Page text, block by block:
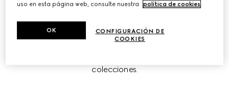
CONCIERTE UNA CITA
Una experiencia personalizada solo para miembros de
MY GUCCI en la que puede pedir consejo sobre estilismo,
colecciones.
uso en esta página web, consulte nuestra
política de cookies.
CONFIGURACIÓN DE
COOKIES
OK